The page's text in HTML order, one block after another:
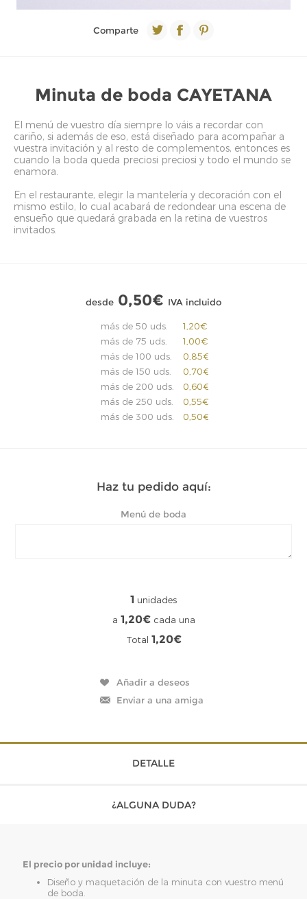
Comparte
Minuta de boda CAYETANA
El menú de vuestro día siempre lo váis a recordar con
cariño, si además de eso, está diseñado para acompañar a
vuestra invitación y al resto de complementos, entonces es
cuando la boda queda preciosi preciosi y todo el mundo se
enamora.
En el restaurante, elegir la mantelería y decoración con el
mismo estilo, lo cual acabará de redondear una escena de
ensueño que quedará grabada en la retina de vuestros
invitados.
desde 0,50€ IVA incluido
más de 50 uds.
más de 75 uds.
más de 100 uds.
más de 150 uds.
más de 200 uds.
más de 250 uds.
más de 300 uds.
1,20€
1,00€
0,85€
0,70€
0,60€
0,55€
0,50€
Haz tu pedido aquí:
Menú de boda
1 unidades
a 1,20€cada una
Total 1,20€
DETALLE
¿ALGUNA DUDA?
El precio por unidad incluye:
Diseño y maquetación de la minuta con vuestro menú
de boda.